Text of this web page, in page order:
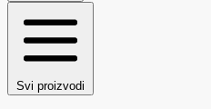
Svi proizvodi